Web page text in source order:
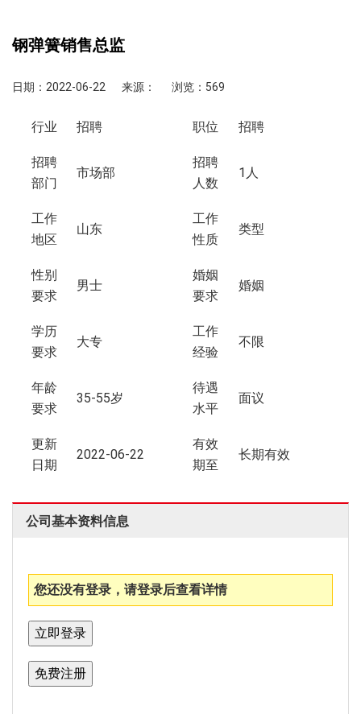
钢弹簧销售总监
日期：2022-06-22 来源： 浏览：569
行业 招聘 职位 招聘
招聘
部门
市场部
招聘
人数
1人
工作
地区
山东
工作
性质
类型
性别
要求
男士
婚姻
要求
婚姻
学历
要求
大专
工作
经验
不限
年龄
要求
35-55岁
待遇
水平
面议
更新
日期
2022-06-22
有效
期至
长期有效
公司基本资料信息
您还没有登录，请登录后查看详情